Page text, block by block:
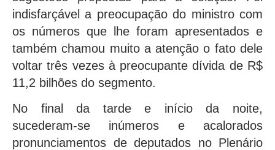
indisfarçável a preocupação do ministro com
os números que lhe foram apresentados e
também chamou muito a atenção o fato dele
voltar três vezes à preocupante dívida de R$
11,2 bilhões do segmento.
No final da tarde e início da noite,
sucederam-se inúmeros e acalorados
pronunciamentos de deputados no Plenário